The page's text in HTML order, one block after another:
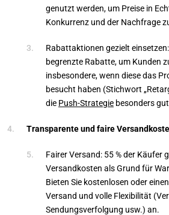
genutzt werden, um Preise in
Konkurrenz und der Nachfrage
Rabattaktionen gezielt
begrenzte Rabatte, um Kunden
insbesondere, wenn diese das
besucht haben (Stichwort
die Push-Strategie besonders
Transparente und faire
Fairer Versand: 55 % der Käufer
Versandkosten als Grund für
Bieten Sie kostenlosen oder
Versand und volle Flexibilität
Sendungsverfolgung usw.) an.